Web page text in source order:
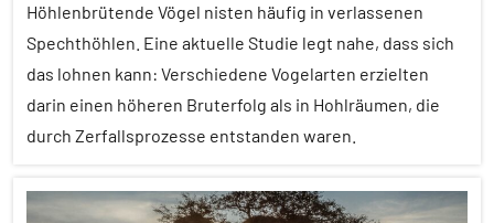
Forschung
aktuell
Fressfeinde
Säugetiere
Höhlenbrütende Vögel nisten häufig in verlassenen
Spechthöhlen. Eine aktuelle Studie legt nahe, dass sich
das lohnen kann: Verschiedene Vogelarten erzielten
darin einen höheren Bruterfolg als in Hohlräumen, die
durch Zerfallsprozesse entstanden waren.
Alle